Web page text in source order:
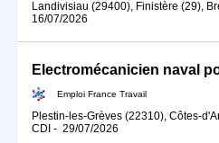
Landivisiau (29400), Finistère (29),
16/07/2026
Electromécanicien naval
Emploi France Travail
Plestin-les-Grèves (22310), Côtes-
CDI - 29/07/2026